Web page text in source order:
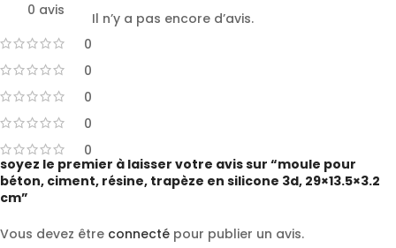
0 avis
0
0
0
0
0
Il n’y a pas encore d’avis.
soyez le premier à laisser votre avis sur “moule pour
béton, ciment, résine, trapèze en silicone 3d, 29×13.5×3.2
cm”
Vous devez être connecté pour publier un avis.